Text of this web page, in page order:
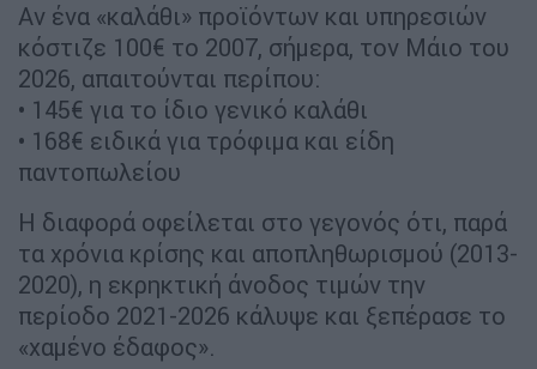
Αν ένα «καλάθι» προϊόντων και υπηρεσιών
κόστιζε 100€ το 2007, σήμερα, τον Μάιο του
2026, απαιτούνται περίπου:
• 145€ για το ίδιο γενικό καλάθι
• 168€ ειδικά για τρόφιμα και είδη
παντοπωλείου
Η διαφορά οφείλεται στο γεγονός ότι, παρά
τα χρόνια κρίσης και αποπληθωρισμού (2013-
2020), η εκρηκτική άνοδος τιμών την
περίοδο 2021-2026 κάλυψε και ξεπέρασε το
«χαμένο έδαφος».